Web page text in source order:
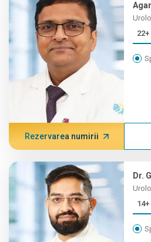
Rezervarea numirii
Dr.